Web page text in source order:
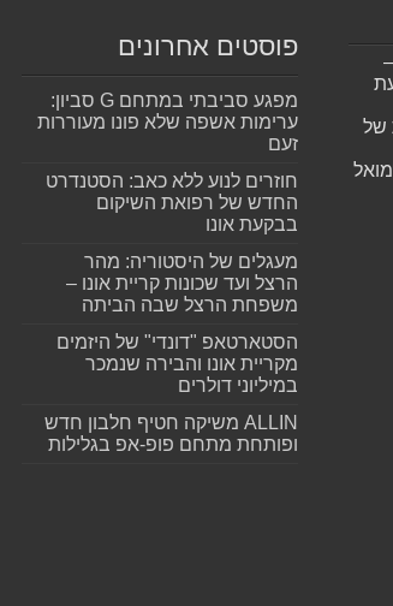
של
פוסטים אחרונים
מפגע סביבתי במתחם G סביון:
ערימות אשפה שלא פונו מעוררות
זעם
חוזרים לנוע ללא כאב: הסטנדרט
החדש של רפואת השיקום
בבקעת אונו
מעגלים של היסטוריה: מהר
הרצל ועד שכונות קריית אונו –
משפחת הרצל שבה הביתה
הסטארטאפ "דונדי" של היזמים
מקריית אונו והבירה שנמכר
במיליוני דולרים
ALLIN משיקה חטיף חלבון חדש
ופותחת מתחם פופ-אפ בגלילות